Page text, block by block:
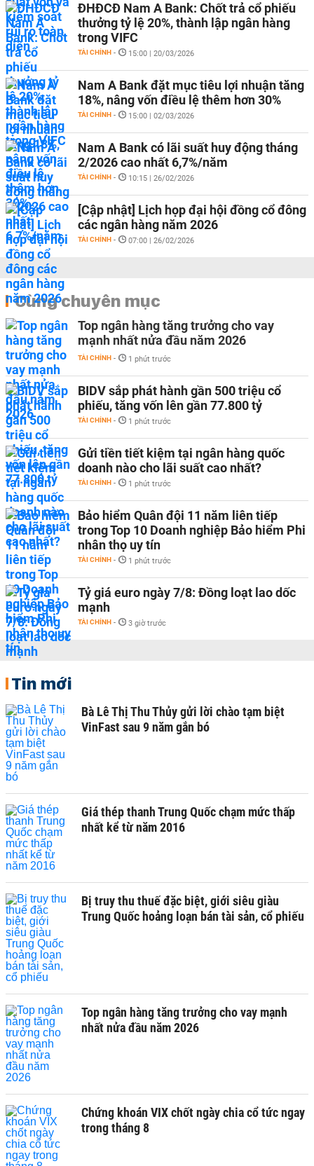
ĐHĐCĐ Nam A Bank: Chốt trả cổ phiếu
thưởng tỷ lệ 20%, thành lập ngân hàng
trong VIFC
TÀI CHÍNH - 15:00 | 20/03/2026
Nam A Bank đặt mục tiêu lợi nhuận tăng
18%, nâng vốn điều lệ thêm hơn 30%
TÀI CHÍNH - 15:00 | 02/03/2026
Nam A Bank có lãi suất huy động tháng
2/2026 cao nhất 6,7%/năm
TÀI CHÍNH - 10:15 | 26/02/2026
[Cập nhật] Lịch họp đại hội đồng cổ đông
các ngân hàng năm 2026
TÀI CHÍNH - 07:00 | 26/02/2026
Cùng chuyên mục
Top ngân hàng tăng trưởng cho vay
mạnh nhất nửa đầu năm 2026
TÀI CHÍNH - 1 phút trước
BIDV sắp phát hành gần 500 triệu cổ
phiếu, tăng vốn lên gần 77.800 tỷ
TÀI CHÍNH - 1 phút trước
Gửi tiền tiết kiệm tại ngân hàng quốc
doanh nào cho lãi suất cao nhất?
TÀI CHÍNH - 1 phút trước
Bảo hiểm Quân đội 11 năm liên tiếp
trong Top 10 Doanh nghiệp Bảo hiểm Phi
nhân thọ uy tín
TÀI CHÍNH - 1 phút trước
Tỷ giá euro ngày 7/8: Đồng loạt lao dốc
mạnh
TÀI CHÍNH - 3 giờ trước
Tin mới
Bà Lê Thị Thu Thủy gửi lời chào tạm biệt
VinFast sau 9 năm gắn bó
Giá thép thanh Trung Quốc chạm mức thấp
nhất kể từ năm 2016
Bị truy thu thuế đặc biệt, giới siêu giàu
Trung Quốc hoảng loạn bán tài sản, cổ phiếu
Top ngân hàng tăng trưởng cho vay mạnh
nhất nửa đầu năm 2026
Chứng khoán VIX chốt ngày chia cổ tức ngay
trong tháng 8